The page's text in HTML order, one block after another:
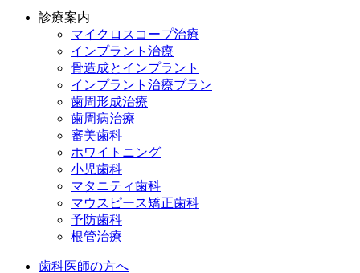
診療案内
マイクロスコープ治療
インプラント治療
骨造成とインプラント
インプラント治療プラン
歯周形成治療
歯周病治療
審美歯科
ホワイトニング
小児歯科
マタニティ歯科
マウスピース矯正歯科
予防⻭科
根管治療
歯科医師の方へ